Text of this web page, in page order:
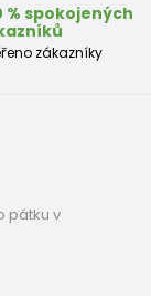
% spokojených
zákazníky
pátku v